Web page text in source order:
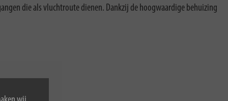
die als vluchtroute dienen. Dankzij de hoogwaardige behuizing